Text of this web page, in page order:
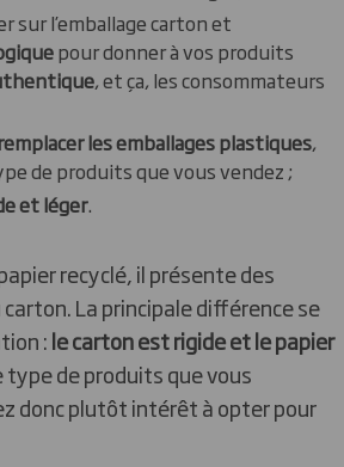
sur l’emballage carton et
pour donner à vos produits
, et ça, les consommateurs
les emballages plastiques,
de produits que vous vendez ;
et léger.
recyclé, il présente des
La principale différence se
:le carton est rigide et le papier
type de produits que vous
donc plutôt intérêt à opter pour